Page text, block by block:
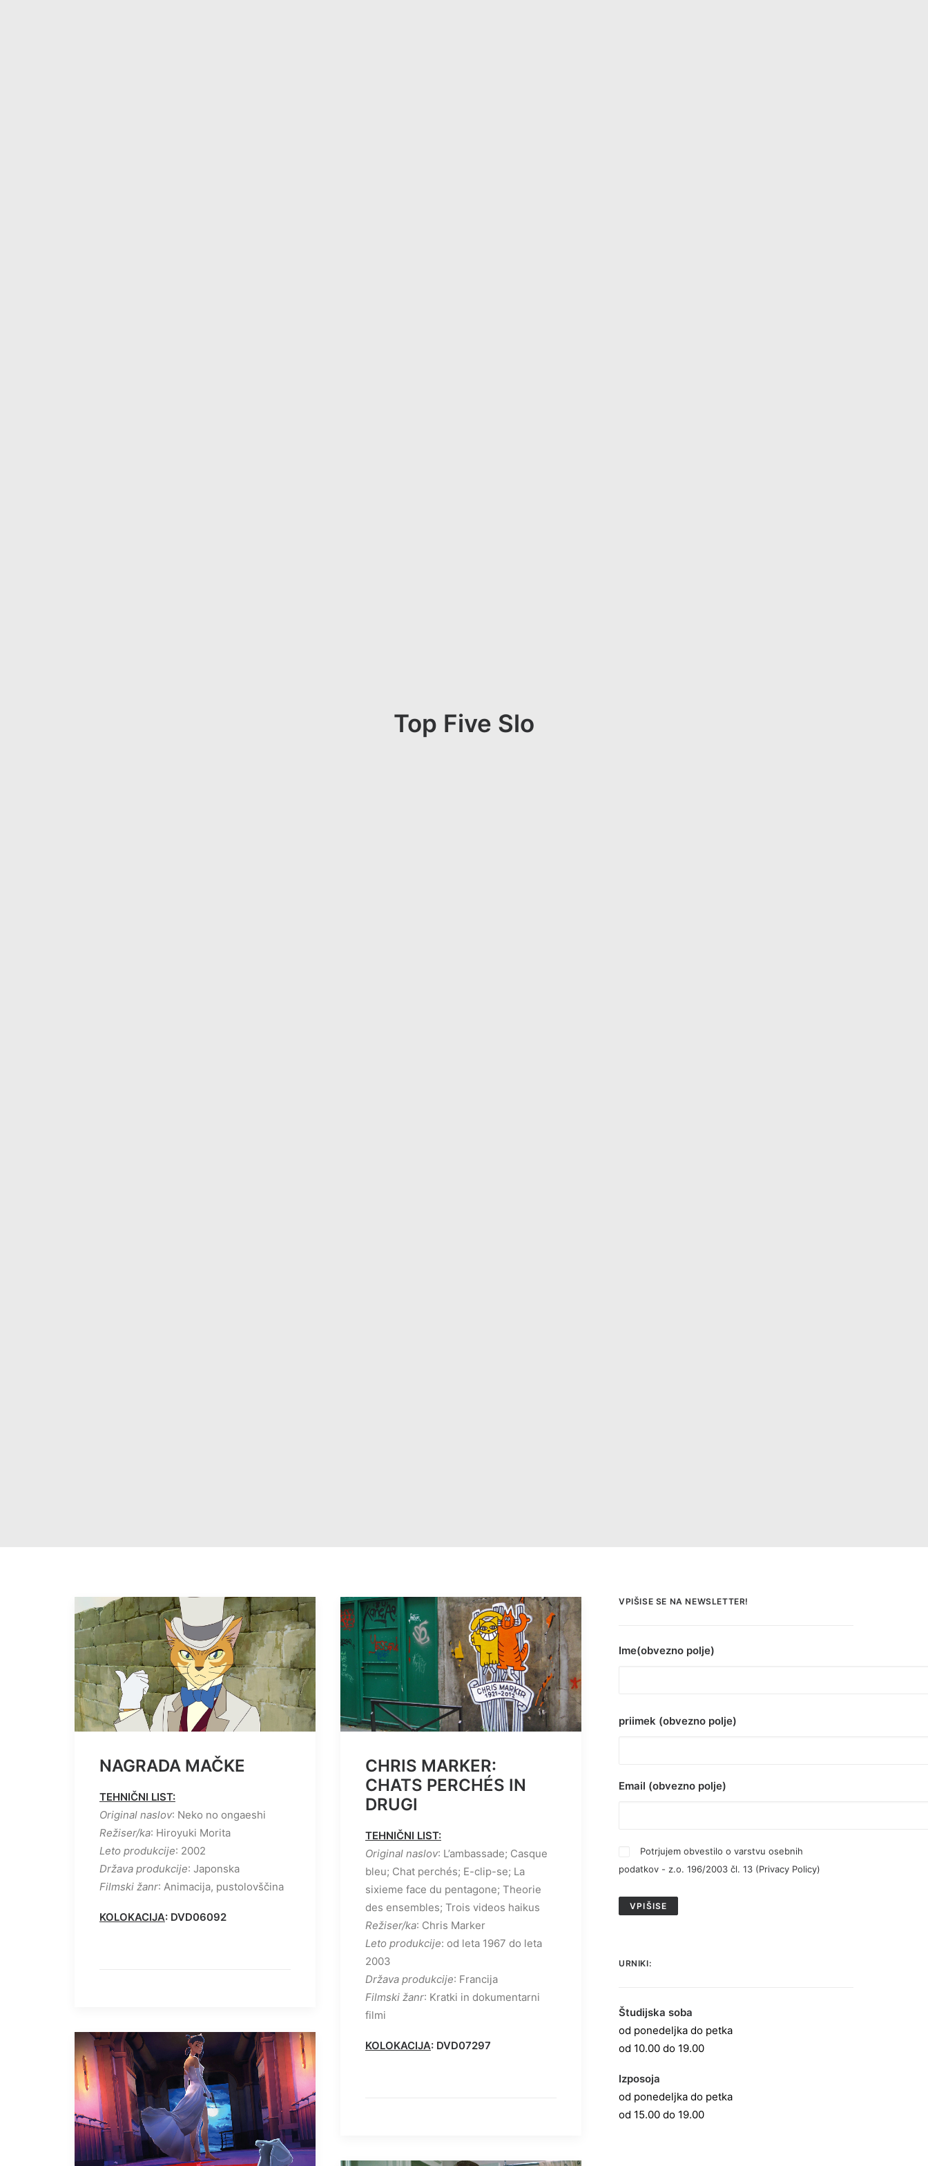
Top Five Slo
NAGRADA MAČKE
TEHNIČNI LIST:
Original naslov: Neko no ongaeshi
Režiser/ka: Hiroyuki Morita
Leto produkcije: 2002
Država produkcije: Japonska
Filmski žanr: Animacija, pustolovščina
KOLOKACIJA: DVD06092
CHRIS MARKER:
CHATS PERCHÉS IN
DRUGI
TEHNIČNI LIST:
Original naslov: L’ambassade; Casque
bleu; Chat perchés; E-clip-se; La
sixieme face du pentagone; Theorie
des ensembles; Trois videos haikus
Režiser/ka: Chris Marker
Leto produkcije: od leta 1967 do leta
2003
Država produkcije: Francija
Filmski žanr: Kratki in dokumentarni
filmi
KOLOKACIJA: DVD07297
VPIŠISE SE NA NEWSLETTER!
Ime(obvezno polje)
priimek (obvezno polje)
Email (obvezno polje)
Potrjujem obvestilo o varstvu osebnih
podatkov - z.o. 196/2003 čl. 13 (Privacy Policy)
URNIKI:
Študijska soba
od ponedeljka do petka
od 10.00 do 19.00
Izposoja
od ponedeljka do petka
od 15.00 do 19.00